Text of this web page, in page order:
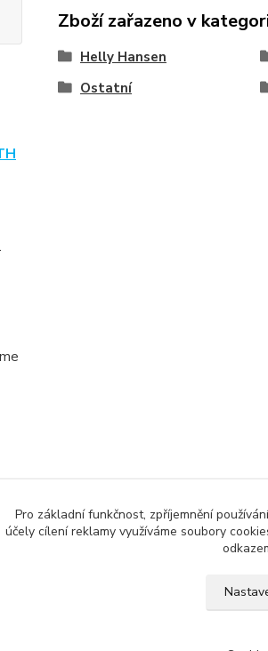
Zboží zařazeno v
Helly Hansen
Ostatní
Pro základní funkčnost, zpříjemnění
účely cílení reklamy využíváme soubory